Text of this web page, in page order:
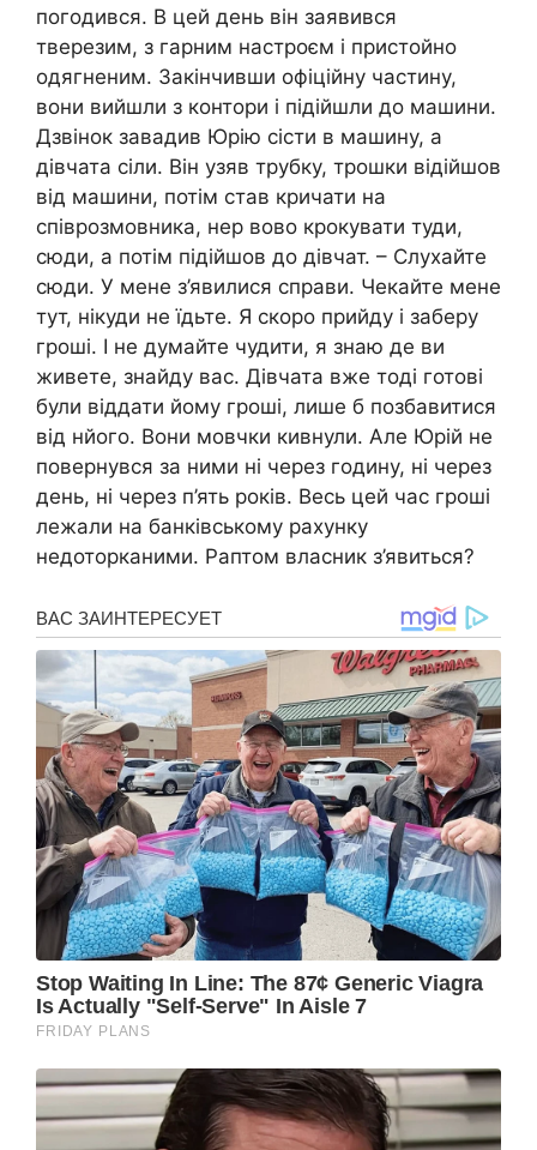
погодився. В цей день він заявився
тверезим, з гарним настроєм і пристойно
одягненим. Закінчивши офіційну частину,
вони вийшли з контори і підійшли до машини.
Дзвінок завадив Юрію сісти в машину, а
дівчата сіли. Він узяв трубку, трошки відійшов
від машини, потім став кричати на
співрозмовника, нер вово крокувати туди,
сюди, а потім підійшов до дівчат. – Слухайте
сюди. У мене з’явилися справи. Чекайте мене
тут, нікуди не їдьте. Я скоро прийду і заберу
гроші. І не думайте чудити, я знаю де ви
живете, знайду вас. Дівчата вже тоді готові
були віддати йому гроші, лише б позбавитися
від нйого. Вони мовчки кивнули. Але Юрій не
повернувся за ними ні через годину, ні через
день, ні через п’ять років. Весь цей час гроші
лежали на банківському рахунку
недоторканими. Раптом власник з’явиться?